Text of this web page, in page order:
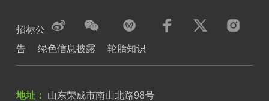
招标公
告
绿色信息披露 轮胎知识
地址： 山东荣成市南山北路98号